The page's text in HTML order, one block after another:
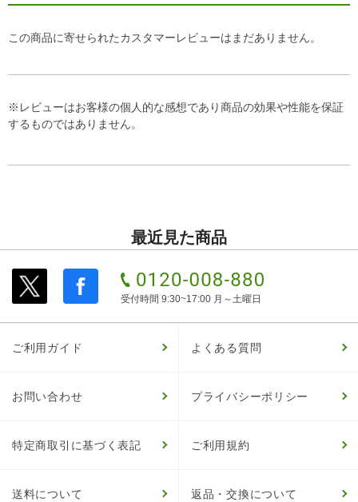
この商品に寄せられたカスタマーレビューはまだありません。
※レビューはお客様の個人的な感想であり商品の効果や性能を保証
するものではありません。
最近見た商品
受付時間 9:30~17:00 月～土曜日
ご利用ガイド よくある質問
お問い合わせ プライバシーポリシー
特定商取引に基づく表記 ご利用規約
送料について 返品・交換について